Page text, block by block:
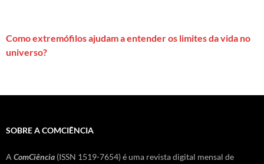
Como extremófilos ajudam a entender os limites da vida no
universo?
SOBRE A COMCIÊNCIA
A ComCiência (ISSN 1519-7654) é uma revista digital mensal de